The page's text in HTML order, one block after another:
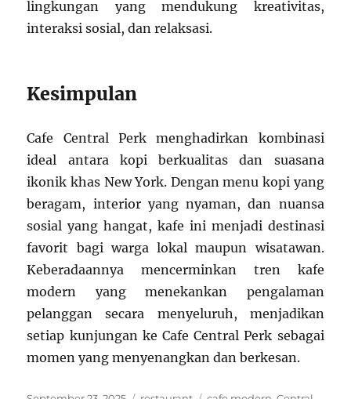
lingkungan yang mendukung kreativitas,
interaksi sosial, dan relaksasi.
Kesimpulan
Cafe Central Perk menghadirkan kombinasi
ideal antara kopi berkualitas dan suasana
ikonik khas New York. Dengan menu kopi yang
beragam, interior yang nyaman, dan nuansa
sosial yang hangat, kafe ini menjadi destinasi
favorit bagi warga lokal maupun wisatawan.
Keberadaannya mencerminkan tren kafe
modern yang menekankan pengalaman
pelanggan secara menyeluruh, menjadikan
setiap kunjungan ke Cafe Central Perk sebagai
momen yang menyenangkan dan berkesan.